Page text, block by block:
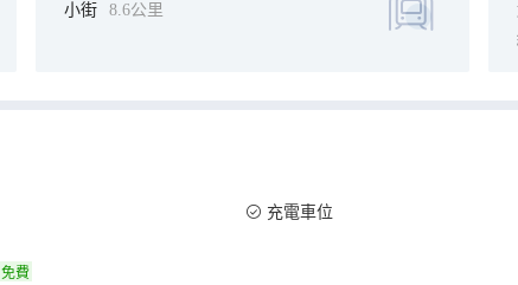
小街 8.6公里
充電車位
免費